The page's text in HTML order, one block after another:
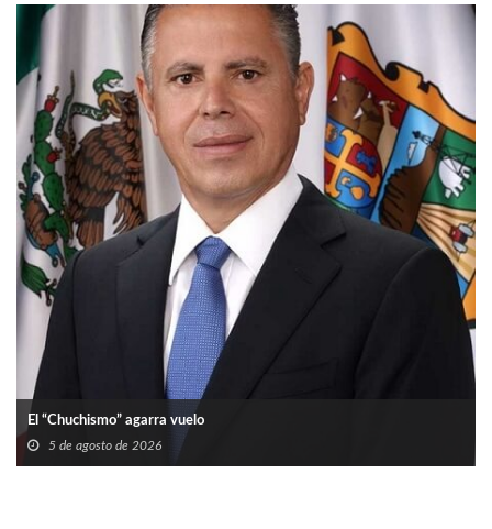
El “Chuchismo” agarra vuelo
5 de agosto de 2026